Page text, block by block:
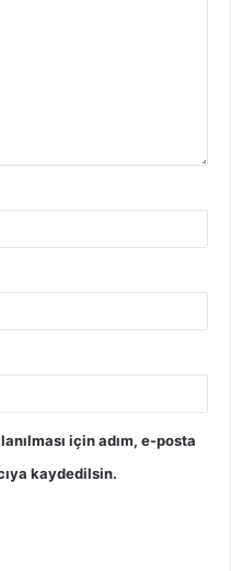
için adım, e-posta
kaydedilsin.